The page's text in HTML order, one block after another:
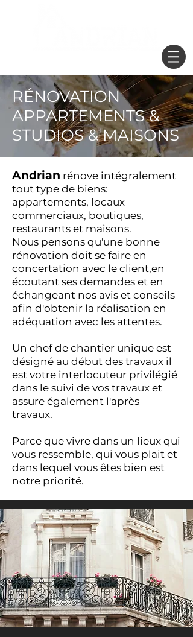
RÉNOVATION
APPARTEMENTS &
STUDIOS & MAISONS
Andrian rénove intégralement
tout type de biens:
appartements, locaux
commerciaux, boutiques,
restaurants et maisons.
Nous pensons qu'une bonne
rénovation doit se faire en
concertation avec le client,en
écoutant ses demandes et en
échangeant nos avis et conseils
afin d'obtenir la réalisation en
adéquation avec les attentes.
Un chef de chantier unique est
désigné au début des travaux il
est votre interlocuteur privilégié
dans le suivi de vos travaux et
assure également l'après
travaux.
Parce que vivre dans un lieux qui
vous ressemble, qui vous plait et
dans lequel vous êtes bien est
notre priorité.